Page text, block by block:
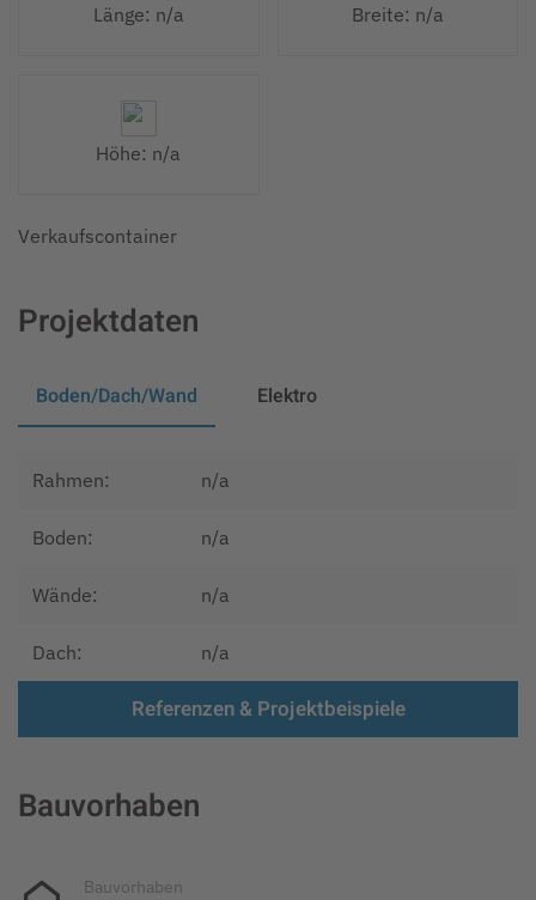
Länge: n/a Breite: n/a
Höhe: n/a
Verkaufscontainer
Projektdaten
Boden/Dach/Wand Elektro
Rahmen: n/a
Boden: n/a
Wände: n/a
Dach: n/a
Referenzen & Projektbeispiele
Bauvorhaben
Bauvorhaben